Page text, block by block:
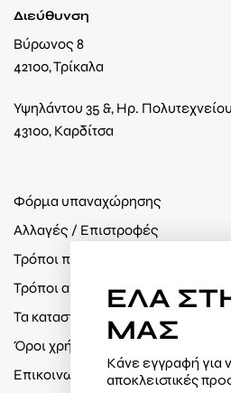
Διεύθυνση
Βύρωνος 8
42100, Τρίκαλα
Υψηλάντου 35 &, Ηρ. Πολυτεχνείου
43100, Καρδίτσα
Φόρμα υπαναχώρησης
Αλλαγές / Επιστροφές
Τρόποι πληρωμής
Τρόποι αποστολής
Τα καταστήματά μας
Όροι χρήσης / Πολιτική απορρήτου
Επικοινωνία
ΕΛΑ
ΜΑΣ
Κάνε εγγραφή για
αποκλειστικές